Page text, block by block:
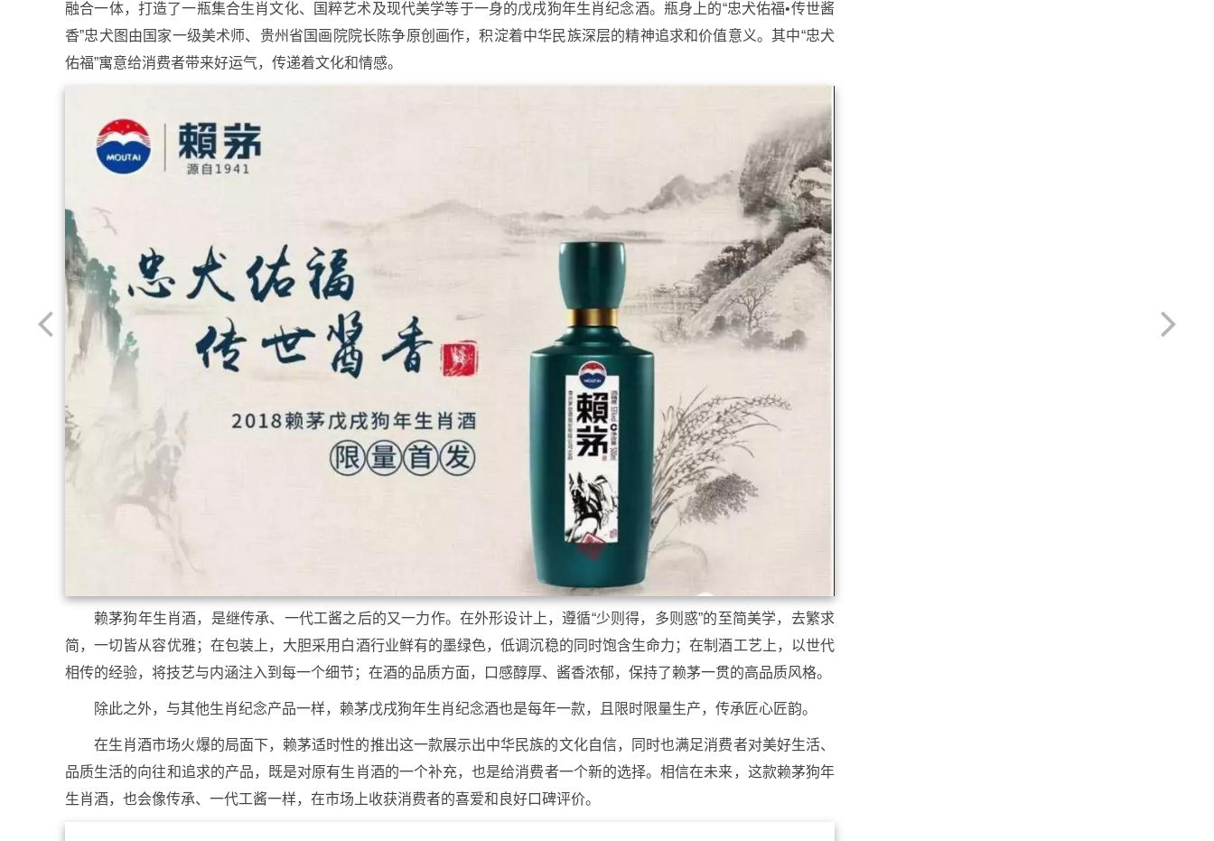
融合一体，打造了一瓶集合生肖文化、国粹艺术及现代美学等于一身的戊戌狗年生肖纪念酒。瓶身上的“忠犬佑福•传世酱
香”忠犬图由国家一级美术师、贵州省国画院院长陈争原创画作，积淀着中华民族深层的精神追求和价值意义。其中“忠犬
佑福”寓意给消费者带来好运气，传递着文化和情感。
赖茅狗年生肖酒，是继传承、一代工酱之后的又一力作。在外形设计上，遵循“少则得，多则惑”的至简美学，去繁求
简，一切皆从容优雅；在包装上，大胆采用白酒行业鲜有的墨绿色，低调沉稳的同时饱含生命力；在制酒工艺上，以世代
相传的经验，将技艺与内涵注入到每一个细节；在酒的品质方面，口感醇厚、酱香浓郁，保持了赖茅一贯的高品质风格。
除此之外，与其他生肖纪念产品一样，赖茅戊戌狗年生肖纪念酒也是每年一款，且限时限量生产，传承匠心匠韵。
在生肖酒市场火爆的局面下，赖茅适时性的推出这一款展示出中华民族的文化自信，同时也满足消费者对美好生活、
品质生活的向往和追求的产品，既是对原有生肖酒的一个补充，也是给消费者一个新的选择。相信在未来，这款赖茅狗年
生肖酒，也会像传承、一代工酱一样，在市场上收获消费者的喜爱和良好口碑评价。